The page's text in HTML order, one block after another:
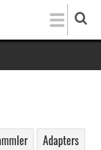
Adapters